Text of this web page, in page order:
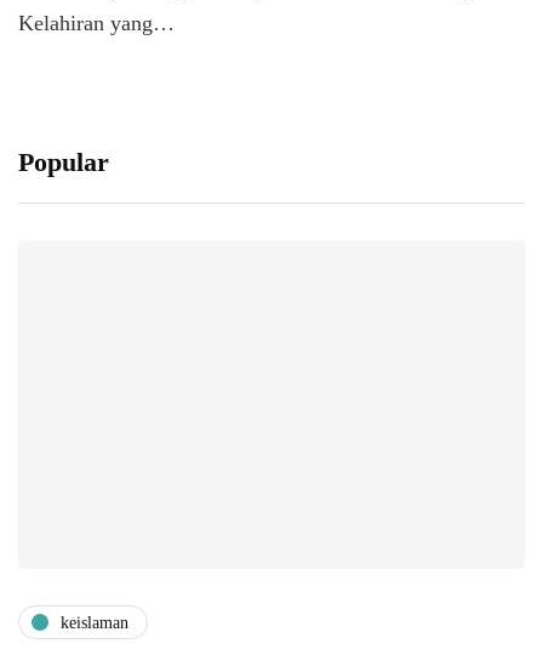
Kelahiran yang…
Popular
keislaman